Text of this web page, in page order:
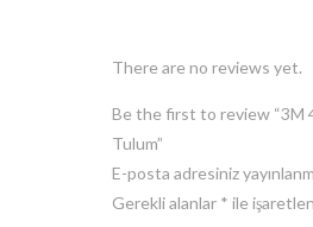
There are no reviews yet.
Be the first to review “3M
Tulum”
E-posta adresiniz
Gerekli alanlar * ile